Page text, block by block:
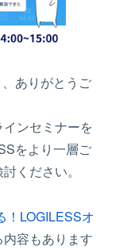
、ありがとうご
インセミナーを
をより一層ご
ください。
！LOGILESSオ
内容もあります